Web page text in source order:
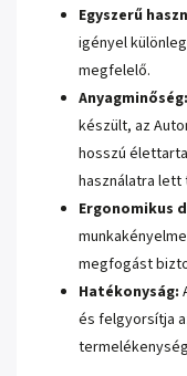
Egyszerű
igényel
megfelelő.
Anyagminőség:
készült, az
hosszú
használatra
Ergonomikus
megfogást
Hatékonyság:
és felgyorsítja